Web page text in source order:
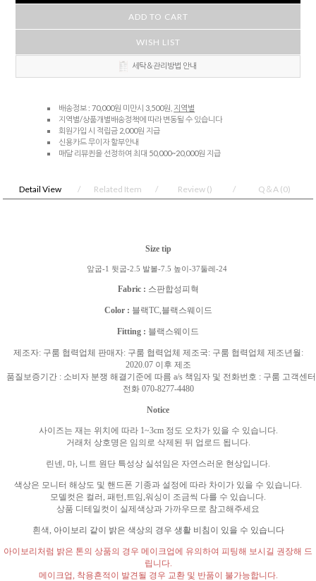
ADD TO CART
WISH LIST
세탁＆관리방법 안내
배송정보 : 70,000원 미만시 3,500원, 지역별
지역별/상품개별배송정책에 따라 변동될 수 있습니다
회원가입 시 적립금 2,000원 지급
신용카드 무이자 할부안내
매달 리뷰퀸을 선정하여 최대 50,000~20,000원 지급
Detail View Related Item Review () Q＆A (0)
Size tip
앞굽-1 뒷굽-2.5 발볼-7.5 높이-37둘레-24
Fabric : 스판합성피혁
Color : 블랙TC,블랙스웨이드
Fitting : 블랙스웨이드
제조자: 구룸 협력업체 판매자: 구룸 협력업체 제조국: 구룸 협력업체 제조년월 :
2020.07 이후 제조
품질보증기간 : 소비자 분쟁 해결기준에 따름 a/s 책임자 및 전화번호 : 구룸 고객센터
전화 070-8277-4480
Notice
사이즈는 재는 위치에 따라 1~3cm 정도 오차가 있을 수 있습니다.
거래처 상호명은 임의로 삭제된 뒤 업로드 됩니다.
린넨, 마, 니트 원단 특성상 실섞임은 자연스러운 현상입니다.
색상은 모니터 해상도 및 핸드폰 기종과 설정에 따라 차이가 있을 수 있습니다.
모델컷은 컬러, 패턴,트임,워싱이 조금씩 다를 수 있습니다.
상품 디테일컷이 실제색상과 가까우므로 참고해주세요
흰색, 아이보리 같이 밝은 색상의 경우 생활 비침이 있을 수 있습니다
아이보리처럼 밝은 톤의 상품의 경우 메이크업에 유의하여 피팅해 보시길 권장해 드
립니다.
메이크업, 착용흔적이 발견될 경우 교환 및 반품이 불가능합니다.